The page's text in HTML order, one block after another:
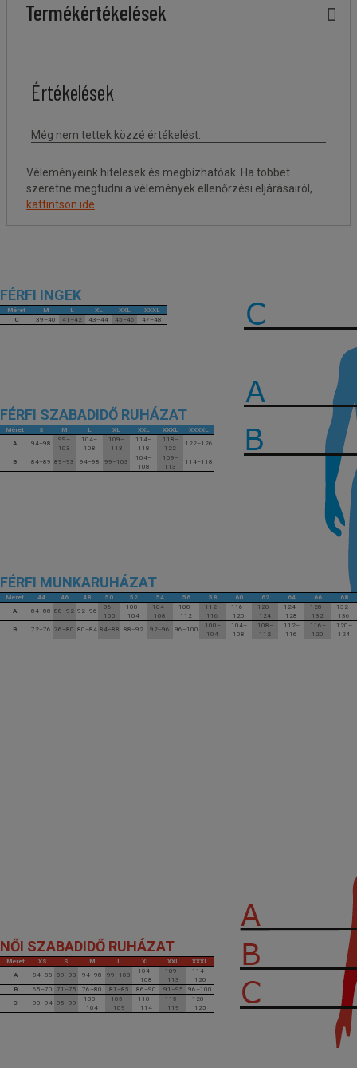
Termékértékelések
Véleményeink hitelesek és megbízhatóak. Ha többet
szeretne megtudni a vélemények ellenőrzési eljárásairól,
kattintson ide.
FÉRFI INGEK
Méret M L XL XXL
XXXL
C
39–40 41–42 43–44 45–46 47–48
FÉRFI SZABADIDŐ RUHÁZAT
Méret S M L XL XXL XXXL
XXXXL
A
94–98
99–
103
104–
108
109–
113
114–
118
118–
122
122–126
B 84–89 89–93 94–98 99–103
104–
108
109–
113
114–118
FÉRFI MUNKARUHÁZAT
Méret 44 46 48 50 52 54 56 58 60 62 64 66
68
A
84–88 88–92 92–96
96–
100
100–
104
104–
108
108–
112
112–
116
116–
120
120–
124
124–
128
128–
132
132–
136
B
72–76 76–80 80–84 84–88 88–92 92–96 96–100
100–
104
104–
108
108–
112
112–
116
116–
120
120–
124
NŐI SZABADIDŐ RUHÁZAT
Méret XS S M L XL XXL
XXXL
A
84–88 89–93 94–98 99–103
104–
108
109–
113
114–
120
B
65–70 71–75 76–80 81–85 86–90 91–95
96–100
C
90–94 95–99
100–
104
105–
109
110–
114
115–
119
120–
125